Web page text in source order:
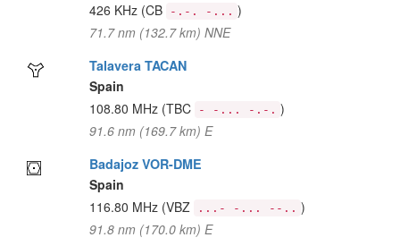
426 KHz (CB -.-. -... )
71.7 nm (132.7 km) NNE
Talavera TACAN
Spain
108.80 MHz (TBC - -... -.-. )
91.6 nm (169.7 km) E
Badajoz VOR-DME
Spain
116.80 MHz (VBZ ...- -... --.. )
91.8 nm (170.0 km) E